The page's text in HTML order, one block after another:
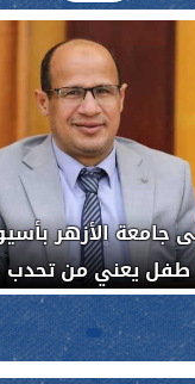
الأزهر
طفل يعني من تحدب